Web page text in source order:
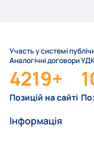
Участь у системі
Аналогічні договори
4219+
Позицій на сайті
Інформація